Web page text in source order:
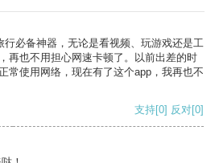
行必备神器，无论是看视频、玩游戏还是工
再也不用担心网速卡顿了。以前出差的时
常使用网络，现在有了这个app，我再也不
支持[0] 反对[0]